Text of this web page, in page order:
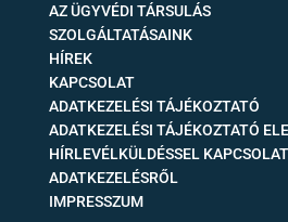
AZ ÜGYVÉDI TÁRSULÁS
SZOLGÁLTATÁSAINK
HÍREK
KAPCSOLAT
ADATKEZELÉSI TÁJÉKOZTATÓ
ADATKEZELÉSI TÁJÉKOZTATÓ
HÍRLEVÉLKÜLDÉSSEL
ADATKEZELÉSRŐL
IMPRESSZUM